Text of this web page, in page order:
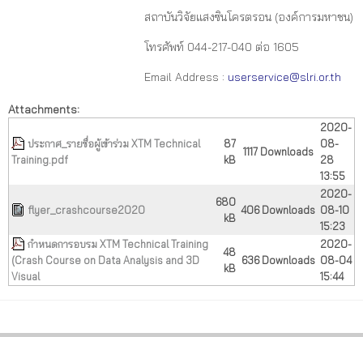
สถาบันวิจัยแสงซินโครตรอน (องค์การมหาชน)
โทรศัพท์ 044-217-040 ต่อ 1605
Email Address : userservice@slri.or.th
Attachments:
ประกาศ_รายชื่อผู้เข้าร่วม XTM Technical
Training.pdf
87
kB
1117 Downloads
2020-
08-
28
13:55
flyer_crashcourse2020
680
kB
406 Downloads
2020-
08-10
15:23
กำหนดการอบรม XTM Technical Training
(Crash Course on Data Analysis and 3D
Visual
48
kB
636 Downloads
2020-
08-04
15:44